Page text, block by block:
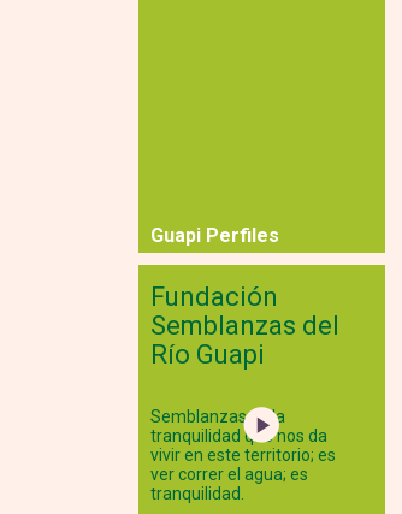
Guapi Perfiles
Fundación
Semblanzas del
Río Guapi
Semblanzas es la
tranquilidad que nos da
vivir en este territorio; es
ver correr el agua; es
tranquilidad.